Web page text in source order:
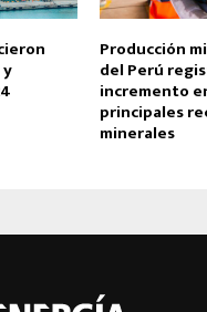
Producción
del Perú
incremento
principales
minerales